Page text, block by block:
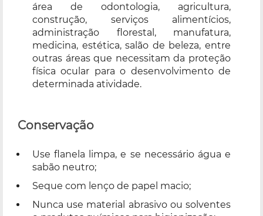
área de odontologia, agricultura,
construção, serviços alimentícios,
administração florestal, manufatura,
medicina, estética, salão de beleza, entre
outras áreas que necessitam da proteção
física ocular para o desenvolvimento de
determinada atividade.
Conservação
Use flanela limpa, e se necessário água e
sabão neutro;
Seque com lenço de papel macio;
Nunca use material abrasivo ou solventes